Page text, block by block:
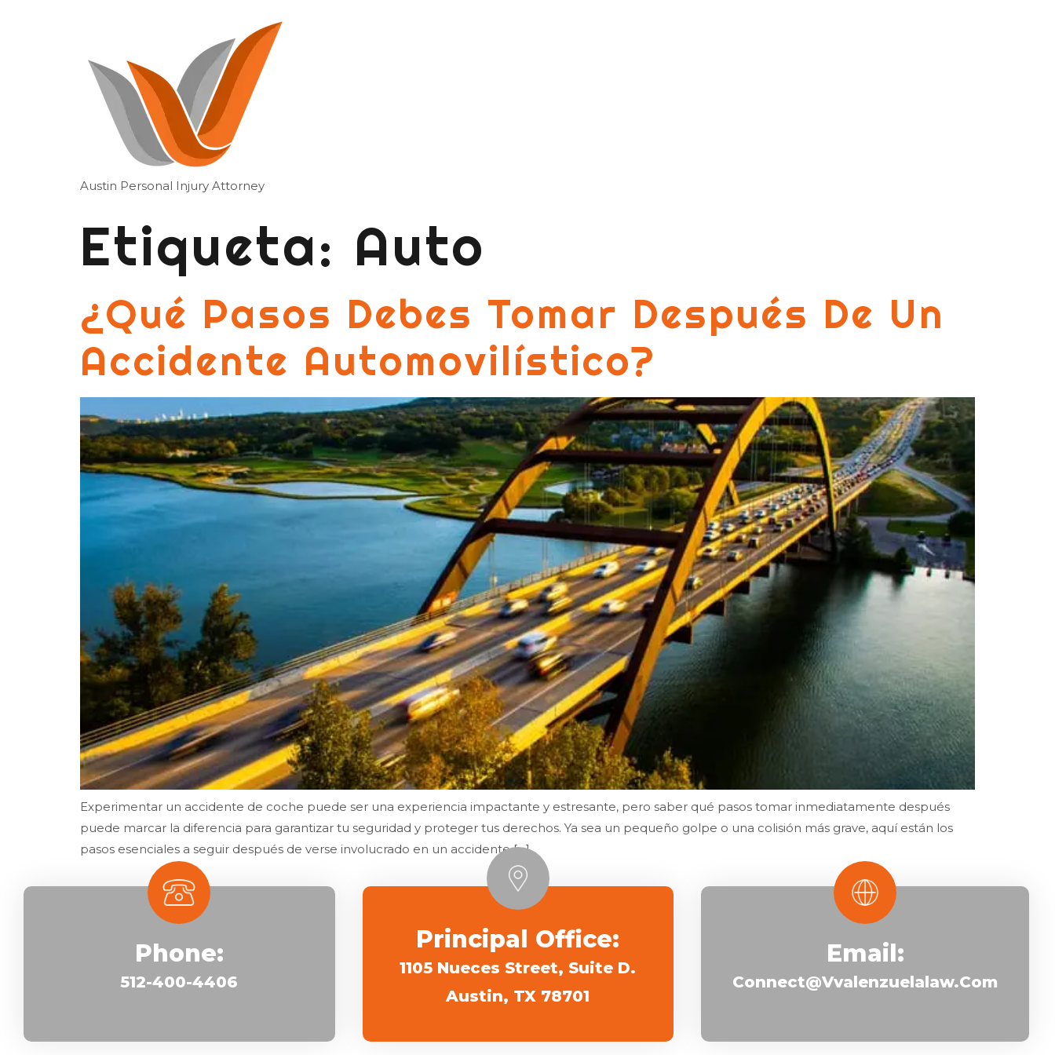
Austin Personal Injury Attorney
Etiqueta: Auto
¿Qué Pasos Debes Tomar Después De Un
Accidente Automovilístico?
Experimentar un accidente de coche puede ser una experiencia impactante y estresante, pero saber qué pasos tomar inmediatamente después
puede marcar la diferencia para garantizar tu seguridad y proteger tus derechos. Ya sea un pequeño golpe o una colisión más grave, aquí están los
pasos esenciales a seguir después de verse involucrado en un accidente […]
Phone:
512-400-4406
Principal Office:
1105 Nueces Street, Suite D.
Austin, TX 78701
Email:
Connect@vvalenzuelalaw.com